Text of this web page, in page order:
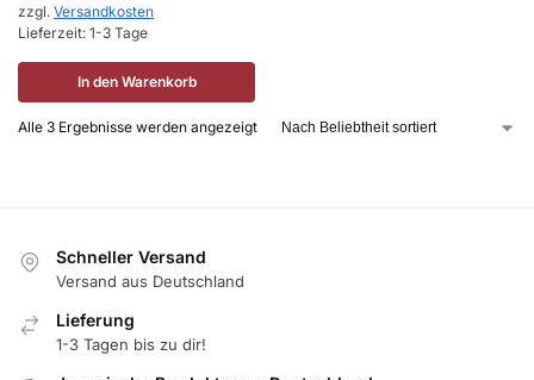
zzgl. Versandkosten
Lieferzeit: 1-3 Tage
In den Warenkorb
Alle 3 Ergebnisse werden angezeigt
Schneller Versand
Versand aus Deutschland
Lieferung
1-3 Tagen bis zu dir!